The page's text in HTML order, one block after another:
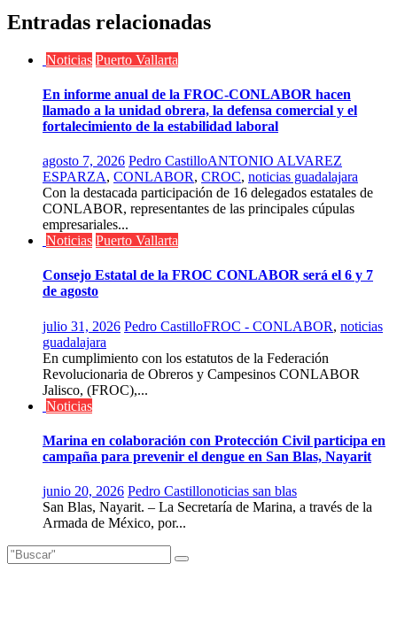
Entradas relacionadas
Noticias Puerto Vallarta
En informe anual de la FROC-CONLABOR hacen
llamado a la unidad obrera, la defensa comercial y el
fortalecimiento de la estabilidad laboral
agosto 7, 2026 Pedro CastilloANTONIO ALVAREZ
ESPARZA, CONLABOR, CROC, noticias guadalajara
Con la destacada participación de 16 delegados estatales de
CONLABOR, representantes de las principales cúpulas
empresariales...
Noticias Puerto Vallarta
Consejo Estatal de la FROC CONLABOR será el 6 y 7
de agosto
julio 31, 2026 Pedro CastilloFROC - CONLABOR, noticias
guadalajara
En cumplimiento con los estatutos de la Federación
Revolucionaria de Obreros y Campesinos CONLABOR
Jalisco, (FROC),...
Noticias
Marina en colaboración con Protección Civil participa en
campaña para prevenir el dengue en San Blas, Nayarit
junio 20, 2026 Pedro Castillonoticias san blas
San Blas, Nayarit. – La Secretaría de Marina, a través de la
Armada de México, por...